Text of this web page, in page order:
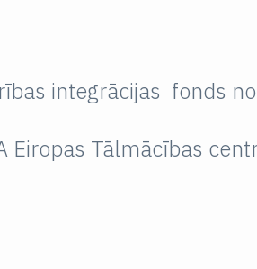
integrācijas fonds
Eiropas Tālmācības